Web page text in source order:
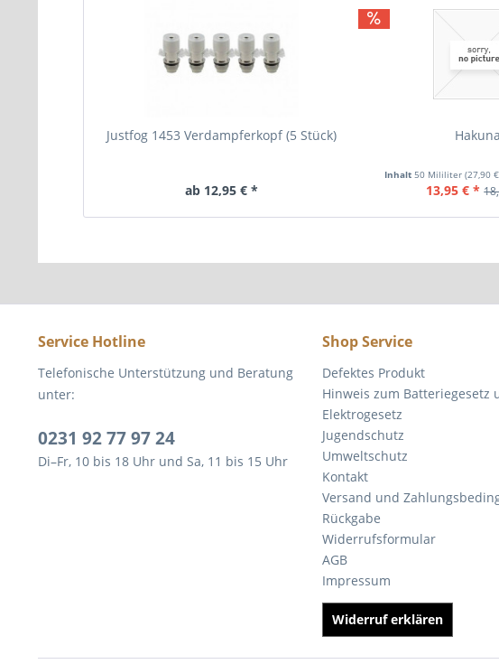
Justfog 1453 Verdampferkopf (5 Stück)
ab 12,95 € *
Hakuna
Inhalt 50 Mililiter (27,90
13,95 € *
Service Hotline
Telefonische Unterstützung und Beratung
unter:
0231 92 77 97 24
Di–Fr, 10 bis 18 Uhr und Sa, 11 bis 15 Uhr
Shop Service
Defektes Produkt
Hinweis zum Batteriegesetz
Elektrogesetz
Jugendschutz
Umweltschutz
Kontakt
Versand und
Rückgabe
Widerrufsformular
AGB
Impressum
Widerruf erklären